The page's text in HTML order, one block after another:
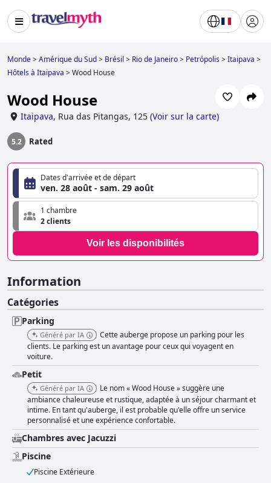
Monde>Amérique du Sud> Brésil > Rio de Janeiro> Petrópolis>Itaipava >
Hôtels à Itaipava >Wood House
Wood House
Itaipava, Rua das Pitangas, 125 (Voir sur la carte)
5.2 Rated
Dates d'arrivée et de départ
ven. 28 août - sam. 29 août
1 chambre
2 clients
Voir les disponibilités
Information
Catégories
Parking
Généré par IA
Cette auberge propose un parking pour les
clients. Le parking est un avantage pour ceux qui voyagent en
voiture.
Petit
Généré par IA
Le nom « Wood House » suggère une
ambiance chaleureuse et rustique, adaptée à un séjour charmant et
intime. En tant qu'auberge, il est probable qu'elle offre un service
personnalisé et une expérience confortable.
Chambres avec Jacuzzi
Piscine
Piscine Extérieure